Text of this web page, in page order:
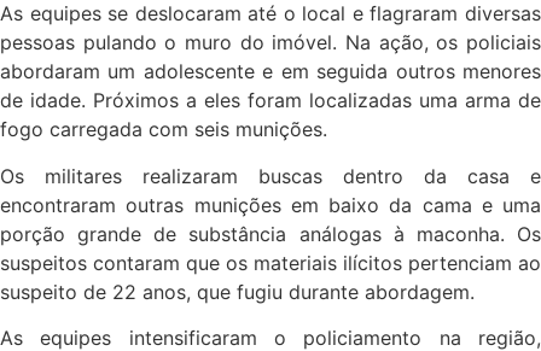
As equipes se deslocaram até o local e flagraram diversas
pessoas pulando o muro do imóvel. Na ação, os policiais
abordaram um adolescente e em seguida outros menores
de idade. Próximos a eles foram localizadas uma arma de
fogo carregada com seis munições.
Os militares realizaram buscas dentro da casa e
encontraram outras munições em baixo da cama e uma
porção grande de substância análogas à maconha. Os
suspeitos contaram que os materiais ilícitos pertenciam ao
suspeito de 22 anos, que fugiu durante abordagem.
As equipes intensificaram o policiamento na região,